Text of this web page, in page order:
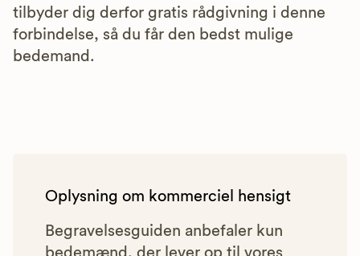
tilbyder dig derfor gratis rådgivning i denne
forbindelse, så du får den bedst mulige
bedemand.
Oplysning om kommerciel hensigt
Begravelsesguiden anbefaler kun
bedemænd, der lever op til vores